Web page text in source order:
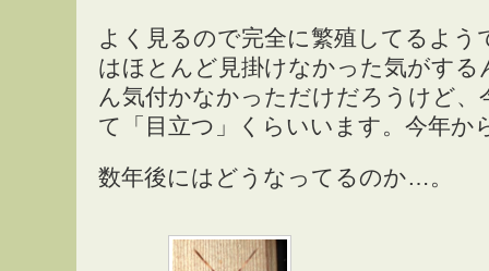
よく見るので完全に繁殖してるよう
はほとんど見掛けなかった気がす
ん気付かなかっただけだろうけど、
て「目立つ」くらいいます。今年か
数年後にはどうなってるのか…。